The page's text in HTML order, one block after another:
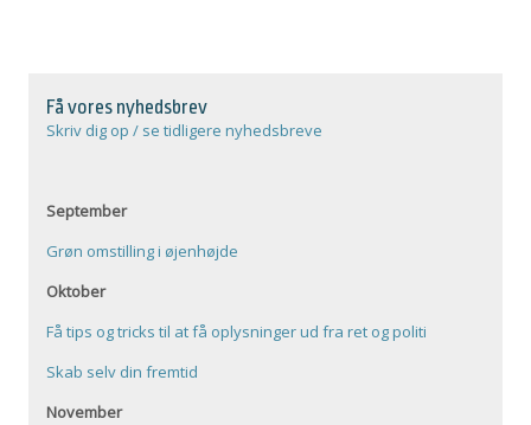
Få vores nyhedsbrev
Skriv dig op / se tidligere nyhedsbreve
September
Grøn omstilling i øjenhøjde
Oktober
Få tips og tricks til at få oplysninger ud fra ret og politi
Skab selv din fremtid
November